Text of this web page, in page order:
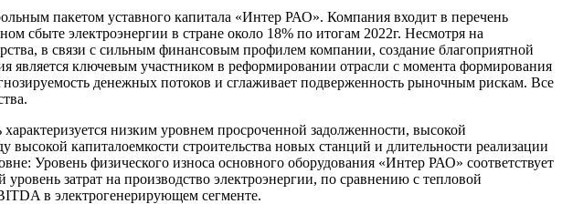
пакетом уставного капитала «Интер РАО». Компания входит в перечень
сбыте электроэнергии в стране около 18% по итогам 2022г. Несмотря на
в связи с сильным финансовым профилем компании, создание благоприятной
является ключевым участником в реформировании отрасли с момента формирования
денежных потоков и сглаживает подверженность рыночным рискам. Все
низким уровнем просроченной задолженности, высокой
капиталоемкости строительства новых станций и длительности реализации
Уровень физического износа основного оборудования «Интер РАО» соответствует
затрат на производство электроэнергии, по сравнению с тепловой
в электрогенерирующем сегменте.